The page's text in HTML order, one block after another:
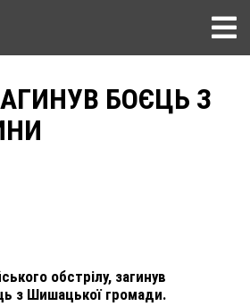
БОЄЦЬ З
обстрілу, загинув
з Шишацької громади.